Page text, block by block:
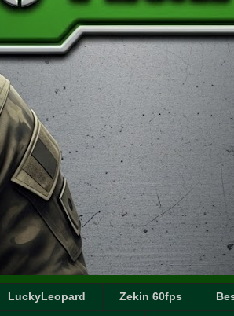
LuckyLeopard Zekin 60fps